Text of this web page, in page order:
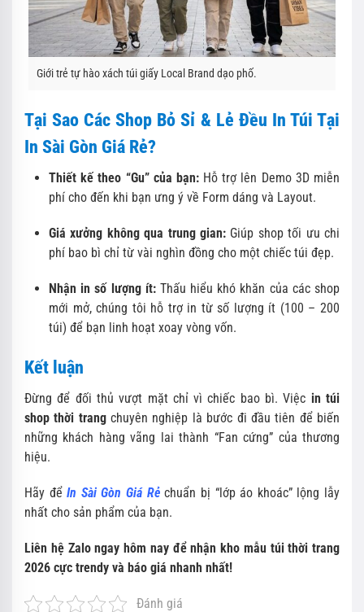
Giới trẻ tự hào xách túi giấy Local Brand dạo phố.
Tại Sao Các Shop Bỏ Sỉ & Lẻ Đều In Túi Tại
In Sài Gòn Giá Rẻ?
Thiết kế theo “Gu” của bạn:Hỗ trợ lên Demo 3D miễn
phí cho đến khi bạn ưng ý về Form dáng và Layout.
Giá xưởng không qua trung gian: Giúp shop tối ưu chi
phí bao bì chỉ từ vài nghìn đồng cho một chiếc túi đẹp.
Nhận in số lượng ít:Thấu hiểu khó khăn của các shop
mới mở, chúng tôi hỗ trợ in từ số lượng ít (100 – 200
túi) để bạn linh hoạt xoay vòng vốn.
Kết luận
Đừng để đối thủ vượt mặt chỉ vì chiếc bao bì. Việc in túi
shop thời trangchuyên nghiệp là bước đi đầu tiên để biến
những khách hàng vãng lai thành “Fan cứng” của thương
hiệu.
Hãy đểIn Sài Gòn Giá Rẻchuẩn bị “lớp áo khoác” lộng lẫy
nhất cho sản phẩm của bạn.
Liên hệ Zalo ngay hôm nay để nhận kho mẫu túi thời trang
2026 cực trendy và báo giá nhanh nhất!
Đánh giá